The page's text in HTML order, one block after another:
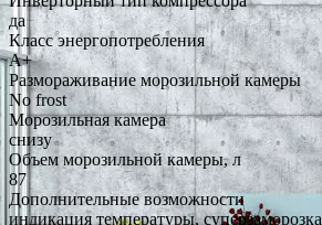
да
Класс энергопотребления
A+
Размораживание морозильной камеры
No frost
Морозильная камера
снизу
Объем морозильной камеры, л
87
Дополнительные возможности
индикация температуры, суперзаморозка